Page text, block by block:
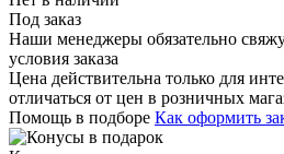
Под заказ
Наши менеджеры обязательно
условия заказа
Цена действительна только для
отличаться от цен в розничных
Помощь в подборе Как оформить